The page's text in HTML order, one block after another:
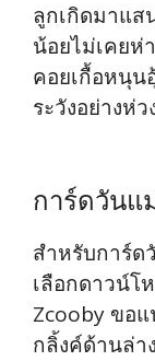
ลูกเกิดมาแ
น้อยไม่เคยห่
คอยเกื้อหนุน
ระวังอย่างห่ว
การ์ดวันแ
สำหรับการ์
เลือกดาวน์โ
Zcooby ขอ
กลิ้งค์ด้านล่า